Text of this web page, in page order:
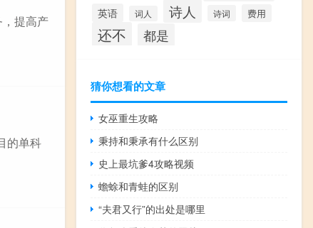
提高产
的单科
英语 词人 诗人 诗词 费用
还不 都是
猜你想看的文章
女巫重生攻略
秉持和秉承有什么区别
史上最坑爹4攻略视频
蟾蜍和青蛙的区别
“夫君又行”的出处是哪里